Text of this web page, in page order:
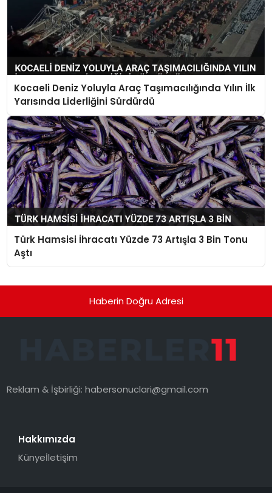
Kocaeli Deniz Yoluyla Araç Taşımacılığında Yılın İlk
Yarısında Liderliğini Sürdürdü
Türk Hamsisi İhracatı Yüzde 73 Artışla 3 Bin Tonu
Aştı
Haberin Doğru Adresi
Reklam & İşbirliği:habersonuclari@gmail.com
Hakkımızda
Künyeİletişim